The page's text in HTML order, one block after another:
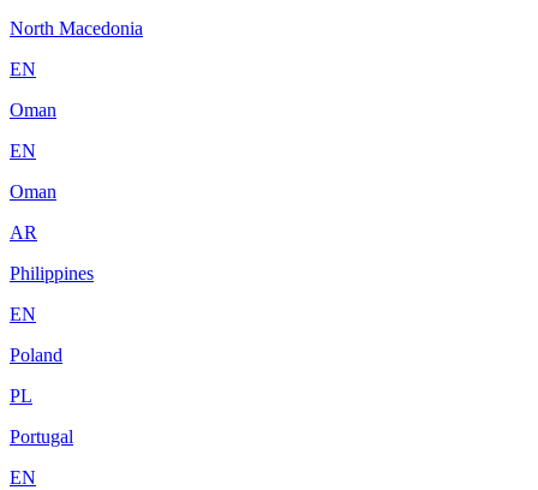
North Macedonia
EN
Oman
EN
Oman
AR
Philippines
EN
Poland
PL
Portugal
EN